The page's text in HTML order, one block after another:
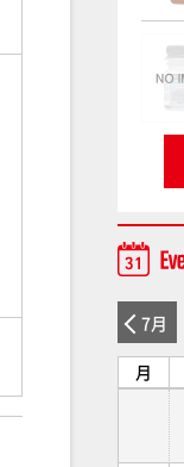
7月
月